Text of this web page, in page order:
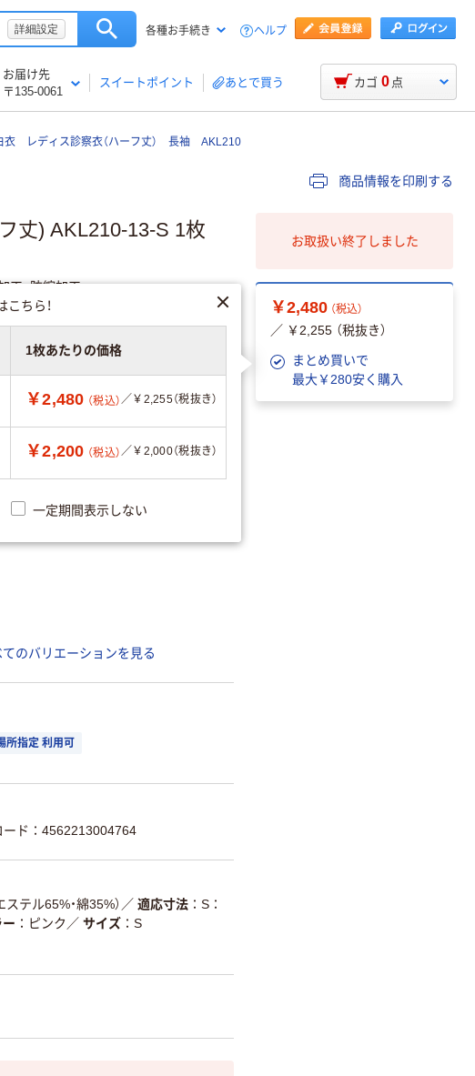
詳細設定 各種お手続き ヘルプ
お届け先
〒135-0061
スイートポイント あとで買う カゴ 0 点
レディス診察衣（ハーフ丈） 長袖 AKL210
商品情報を印刷する
丈) AKL210-13-S 1枚
工●防縮加工
を書く
てのバリエーションを見る
所指定 利用可
ード：4562213004764
テル65%・綿35%） ／ 適応寸法
S：
ー ピンク ／ サイズ
S
お取扱い終了しました
￥2,480 （税込）
／ ￥2,255 （税抜き）
まとめ買いで
最大￥280安く購入
ちら！
1枚あたりの価格
￥2,480 （税込）／￥2,255（税抜き）
￥2,200 （税込）／￥2,000（税抜き）
一定期間表示しない